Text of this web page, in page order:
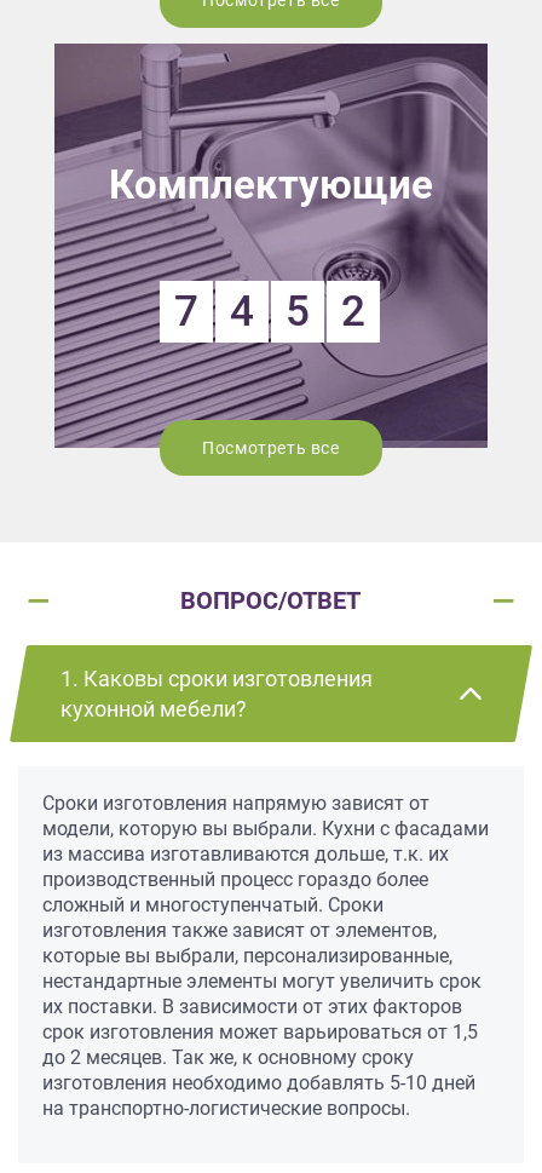
Комплектующие
7 4 5 2
Посмотреть все
ВОПРОС/ОТВЕТ
1. Каковы сроки изготовления
кухонной мебели?
Сроки изготовления напрямую зависят от
модели, которую вы выбрали. Кухни с фасадами
из массива изготавливаются дольше, т.к. их
производственный процесс гораздо более
сложный и многоступенчатый. Сроки
изготовления также зависят от элементов,
которые вы выбрали, персонализированные,
нестандартные элементы могут увеличить срок
их поставки. В зависимости от этих факторов
срок изготовления может варьироваться от 1,5
до 2 месяцев. Так же, к основному сроку
изготовления необходимо добавлять 5-10 дней
на транспортно-логистические вопросы.